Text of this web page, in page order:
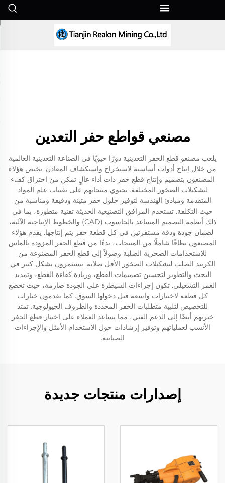
مصنعي قواطع حفر التعدين
يلعب مصنعو قطع الحفر التعدينية دورًا حيويًا في الصناعة التعدينية العالمية
من خلال إنتاج أدوات أساسية لاستخراج واستكشاف المعادن. يختص هؤلاء
المصنعون بتصميم وإنتاج قطع حفر ذات أداء عالٍ تمكن من اختراق كفء
لتشكيلات الصخور المختلفة. تحتوي منتجاتهم على تقنيات علم المواد
المتقدمة ومبادئ الهندسة لتوفير حلول حفر متينة ودقيقة ومناسبة من
حيث التكلفة. تستخدم المرافق التصنيعية الحديثة تقنية متطورة، بما في
ذلك أنظمة التصميم المساعد بالحاسوب (CAD) والخطوط الإنتاجية الآلية،
لضمان جودة ودقة مستقرتين في كل قطعة حفر يتم إنتاجها. يقدم هؤلاء
المصنعون نطاقًا شاملًا من المنتجات، بدءًا من قطع الحفر المزودة بالماس
للاستخدامات الصخرية الصلبة وصولاً إلى قطع الحفر المصنوعة من
الكربيد الصلب لتشكيلات الصخور الأقل صلابة. يستثمرون بشكل كبير في
البحث والتطوير لتحسين تصميمات القطع، وزيادة كفاءة القطع، وتمديد
العمر التشغيلي. تكون إجراءات السيطرة على الجودة صارمة، حيث تخضع
كل قطعة لاختبارات واسعة قبل دخولها السوق. كما يقدمون خيارات
للتخصيص لتلبية متطلبات الحفر المحددة والظروف الجيولوجية. تمتد
خبرتهم أيضًا إلى الدعم الفني، مما يساعد العملاء على اختيار قطع الحفر
الأنسب لعملياتهم وتوفير إرشادات حول الاستخدام الأمثل والإجراءات
الصيانية.
إصدارات منتجات جديدة